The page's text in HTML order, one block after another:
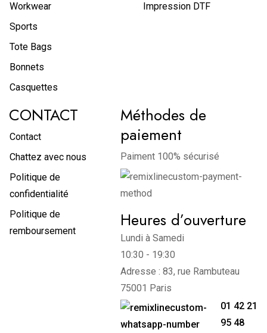
Workwear
Sports
Tote Bags
Bonnets
Casquettes
Impression DTF
CONTACT
Contact
Chattez avec nous
Politique de
confidentialité
Politique de
remboursement
Méthodes de
paiement
Paiment 100% sécurisé
Heures d’ouverture
Lundi à Samedi
10:30 - 19:30
Adresse : 83, rue Rambuteau
75001 Paris
01 42 21
95 48